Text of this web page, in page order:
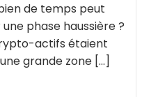
de temps peut
phase haussière ?
actifs étaient
grande zone [...]